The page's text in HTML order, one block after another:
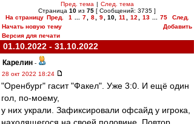
Пред. тема | След. тема
Страница 10 из 75 [ Сообщений: 3735 ]
На страницу Пред. 1 7 8 9 10, 11 12 13 75
След.
Начать новую тему
Добавить
Версия для печати
01.10.2022 - 31.10.2022
Карелин -
28 окт 2022 18:24
"Оренбург" гасит "Факел". Уже 3:0. И ещё один
гол, по-моему,
у них украли. Зафиксировали офсайд у игрока,